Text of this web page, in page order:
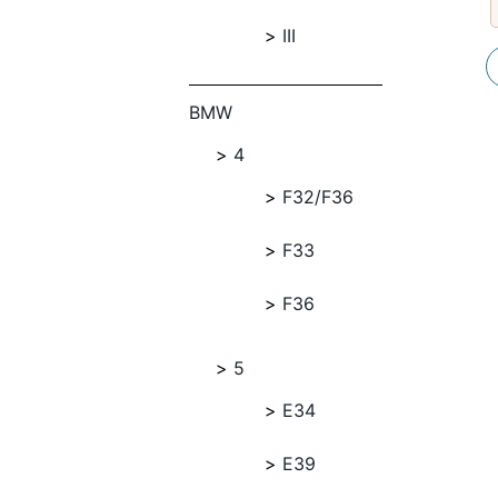
III
BMW
4
F32/F36
F33
F36
5
E34
E39